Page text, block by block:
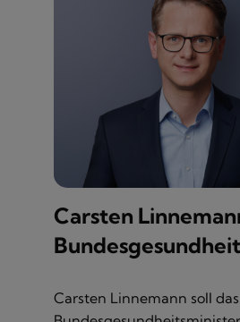
Carsten
Carsten Linnemann soll das